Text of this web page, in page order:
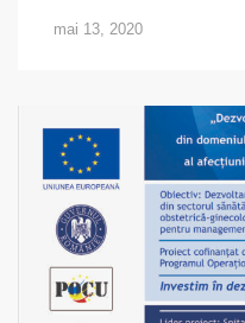
mai 13, 2020